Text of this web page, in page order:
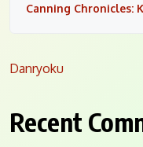
Canning Chronicles:
Danryoku
Recent